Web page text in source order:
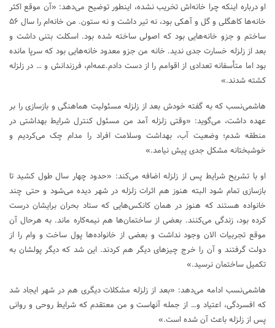
او درباره اینکه چرا خانه‌اش تخریب نشده، اینطور توضیح می‌دهد: «آن موقع اکثر
خانه‌ها کاهگلی و گل و آهکی بود، نه تیر داشت و نه ستون. من خانه‌ام را سال ۵۶
ساختم و جزو خانه‌هایی بود که اصولی ساخته شده بود. اسکلت بتنی داشت و
بعد از زلزله خسارت جدی ندید. خانه من جزو معدود خانه‌هایی بود که سرپا مانده
بود اما متأسفانه تعدادی از اقوامم را از دست دادم.عمه‌ام، فرزندانش و … در زلزله
کشته شدند.»
هاشمی‌نسب که به گفته خودش بعد از زلزله مسئولیت هماهنگی و بازسازی را بر
عهده داشت، می‌گوید: «وقتی زلزله آمد من مسئول کنترل شرایط بهداشتی در
منطقه شدم؛ وضعیت آب، بهداشت وسلامت افراد را مدام چک می‌کردیم و
خوشبختانه مشکل جدی پیش نیامد.»
او با تشریح شرایط پس از زلزله اضافه می‌کند: «حدود چهار سال طول کشید تا
بازسازی تمام شود البته هنوز هم اثرات زلزله در شهر دیده می‌شود و حتی چند
خانواده هستند که هنوز در همان کانکس‌هایی که ستاد بحران برایشان درست
کرده بود، زندگی می‌کنند. بعضی از ساختمان‌ها هم نیمه‌کاره ماند. به هرحال آن
موقع تجربیات الان وجود نداشت و بعضی از خانواده‌ها پول ساخت و وام را از
دولت گرفتند و آن را خرج چیزهای دیگر هم کردند. این شد که دیگر پولشان به
تکمیل ساختمان نرسید.»
هاشمی‌نسب ادامه می‌دهد: «بعد از زلزله مشکلات دیگری هم در شهر ایجاد شد
که افسردگی، اعتیاد و… از جمله آنهاست و من معتقدم که شرایط روحی و روانی
پس از زلزله باعث آن شده است.»